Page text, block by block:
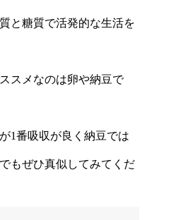
と糖質で活発的な生活を
スメなのは卵や納豆で
1番吸収が良く納豆では
もぜひ真似してみてくだ